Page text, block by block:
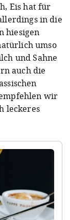
Eis hat für
in die
hiesigen
umso
und Sahne
auch die
wir
leckeres